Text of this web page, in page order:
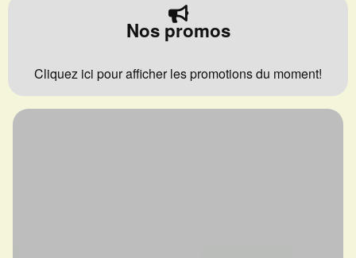
Nos promos
Cliquez ici pour afficher les promotions du moment!